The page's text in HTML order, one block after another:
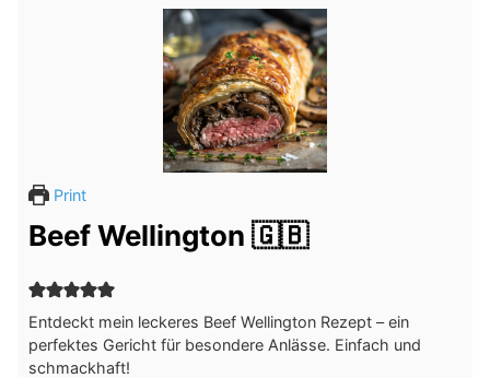
Print
Beef Wellington 🇬🇧
Entdeckt mein leckeres Beef Wellington Rezept – ein
perfektes Gericht für besondere Anlässe. Einfach und
schmackhaft!